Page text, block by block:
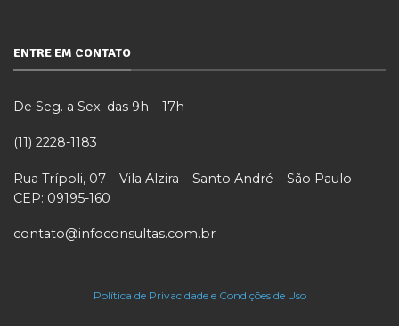
ENTRE EM CONTATO
De Seg. a Sex. das 9h – 17h
(11) 2228-1183
Rua Trípoli, 07 – Vila Alzira – Santo André – São Paulo –
CEP: 09195-160
contato@infoconsultas.com.br
Política de Privacidade e Condições de Uso